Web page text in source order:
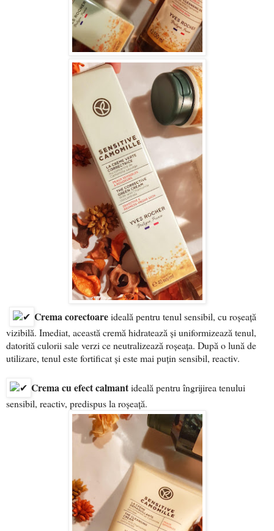
Crema corectoareideală pentru tenul sensibil, cu roșeață
vizibilă. Imediat, această cremă hidratează și uniformizează tenul,
datorită culorii sale verzi ce neutralizează roșeața. După o lună de
utilizare, tenul este fortificat și este mai puțin sensibil, reactiv.
Crema cu efect calmantideală pentru îngrijirea tenului
sensibil, reactiv, predispus la roșeață.